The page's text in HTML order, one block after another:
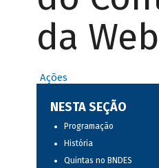
da Web
Ações
NESTA SEÇÃO
Programação
História
Quintas no BNDES